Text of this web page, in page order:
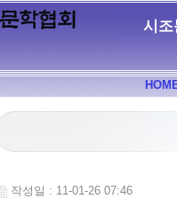
시조
작성일 : 11-01-26 07:46